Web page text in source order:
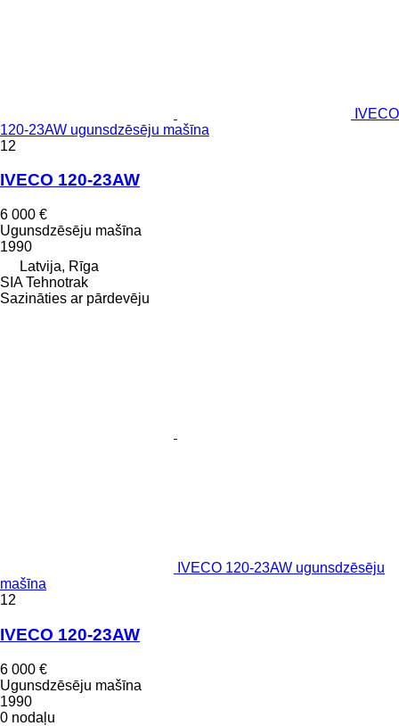
IVECO
120-23AW ugunsdzēsēju mašīna
12
IVECO 120-23AW
6 000 €
Ugunsdzēsēju mašīna
1990
Latvija, Rīga
SIA Tehnotrak
Sazināties ar pārdevēju
IVECO 120-23AW ugunsdzēsēju
mašīna
12
IVECO 120-23AW
6 000 €
Ugunsdzēsēju mašīna
1990
0 nodaļu